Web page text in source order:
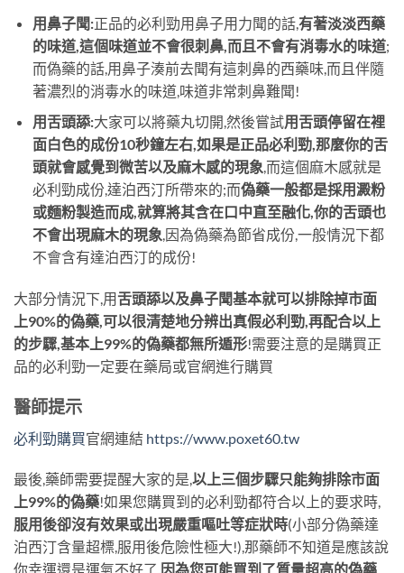
用鼻子聞:正品的必利勁用鼻子用力聞的話,有著淡淡西藥
的味道,這個味道並不會很刺鼻,而且不會有消毒水的味道;
而偽藥的話,用鼻子湊前去聞有這刺鼻的西藥味,而且伴隨
著濃烈的消毒水的味道,味道非常刺鼻難聞!
用舌頭舔:大家可以將藥丸切開,然後嘗試用舌頭停留在裡
面白色的成份10秒鐘左右,如果是正品必利勁,那麼你的舌
頭就會感覺到微苦以及麻木感的現象,而這個麻木感就是
必利勁成份,達泊西汀所帶來的;而偽藥一般都是採用澱粉
或麵粉製造而成,就算將其含在口中直至融化,你的舌頭也
不會出現麻木的現象,因為偽藥為節省成份,一般情況下都
不會含有達泊西汀的成份!
大部分情況下,用舌頭舔以及鼻子聞基本就可以排除掉市面
上90%的偽藥,可以很清楚地分辨出真假必利勁,再配合以上
的步驟,基本上99%的偽藥都無所遁形!需要注意的是購買正
品的必利勁一定要在藥局或官網進行購買
醫師提示
必利勁購買官網連結 https://www.poxet60.tw
最後,藥師需要提醒大家的是,以上三個步驟只能夠排除市面
上99%的偽藥!如果您購買到的必利勁都符合以上的要求時,
服用後卻沒有效果或出現嚴重嘔吐等症狀時(小部分偽藥達
泊西汀含量超標,服用後危險性極大!),那藥師不知道是應該說
你幸運還是運氣不好了,因為您可能買到了質量超高的偽藥